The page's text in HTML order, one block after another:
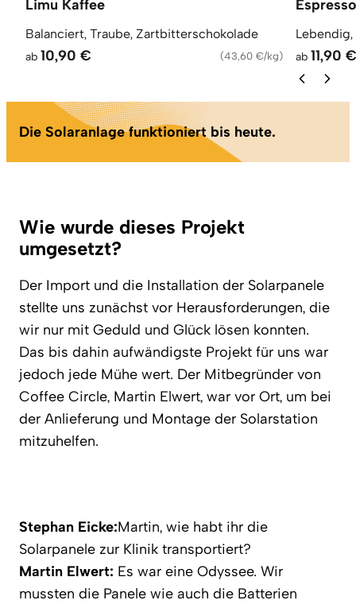
Limu Kaffee
Balanciert, Traube, Zartbitterschokolade
ab 10,90 € (43,60 €/kg)
Lebendig,
ab 11,90 €
Die Solaranlage funktioniert bis heute.
Wie wurde dieses Projekt
umgesetzt?
Der Import und die Installation der Solarpanele
stellte uns zunächst vor Herausforderungen, die
wir nur mit Geduld und Glück lösen konnten.
Das bis dahin aufwändigste Projekt für uns war
jedoch jede Mühe wert. Der Mitbegründer von
Coffee Circle, Martin Elwert, war vor Ort, um bei
der Anlieferung und Montage der Solarstation
mitzuhelfen.
Stephan Eicke:Martin, wie habt ihr die
Solarpanele zur Klinik transportiert?
Martin Elwert: Es war eine Odyssee. Wir
mussten die Panele wie auch die Batterien